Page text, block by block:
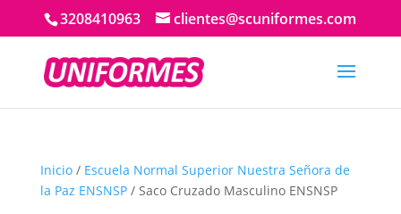
3208410963 clientes@scuniformes.com
Inicio/ Escuela Normal Superior Nuestra Señora de
la Paz ENSNSP/ Saco Cruzado Masculino ENSNSP